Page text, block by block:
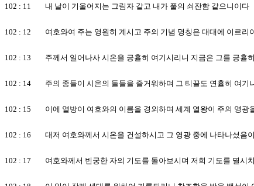
102 : 11 내 날이 기울어지는 그림자 같고 내가 풀의 쇠잔함 같으니이다
102 : 12 여호와여 주는 영원히 계시고 주의 기념 명칭은 대대에 이르리
102 : 13 주께서 일어나사 시온을 긍휼히 여기시리니 지금은 그를 긍휼
102 : 14 주의 종들이 시온의 돌들을 즐거워하며 그 티끌도 연휼히 여기
102 : 15 이에 열방이 여호와의 이름을 경외하며 세계 열왕이 주의 영광
102 : 16 대저 여호와께서 시온을 건설하시고 그 영광 중에 나타나셨음
102 : 17 여호와께서 빈궁한 자의 기도를 돌아보시며 저희 기도를 멸시